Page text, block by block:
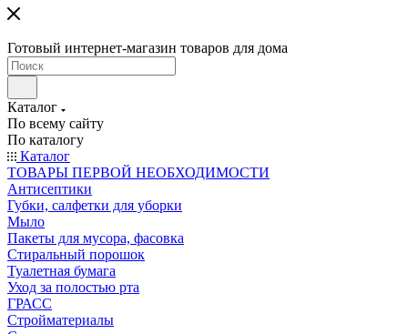
Готовый интернет-магазин товаров для дома
Каталог
По всему сайту
По каталогу
Каталог
ТОВАРЫ ПЕРВОЙ НЕОБХОДИМОСТИ
Антисептики
Губки, салфетки для уборки
Мыло
Пакеты для мусора, фасовка
Стиральный порошок
Туалетная бумага
Уход за полостью рта
ГРАСС
Стройматериалы